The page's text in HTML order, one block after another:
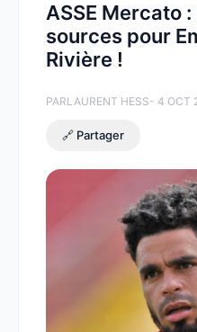
ASSE Mercato
sources pour
Rivière !
PARLAURENT HESS- 4 OCT
🔗 Partager